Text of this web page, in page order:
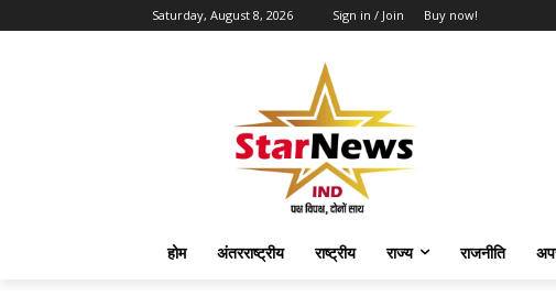
Saturday, August 8, 2026 Sign in / Join Buy now!
होम अंतरराष्ट्रीय राष्ट्रीय राज्य राजनीति